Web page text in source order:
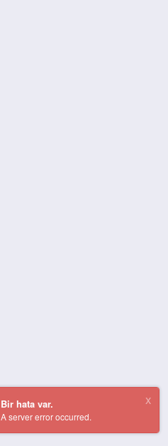
Bir hata var.
A server error occurred.